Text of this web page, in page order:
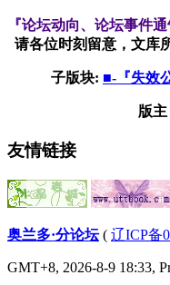
『论坛动向、论坛事件
请各位时刻留意，文库
子版块: ■-『失效
版主
友情链接
奥兰多·分论坛( 辽ICP备
GMT+8, 2026-8-9 18:33,